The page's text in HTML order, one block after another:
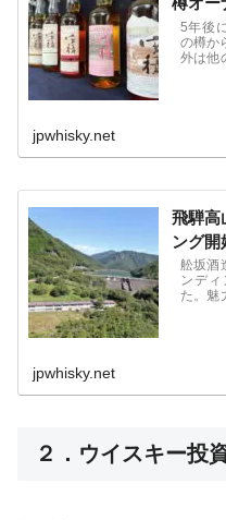
樽オー
5年後
の樽か
外は他
jpwhisky.net
飛騨高
ング開
舩坂酒
ンデ
た。魅
jpwhisky.net
２．ウイスキー投